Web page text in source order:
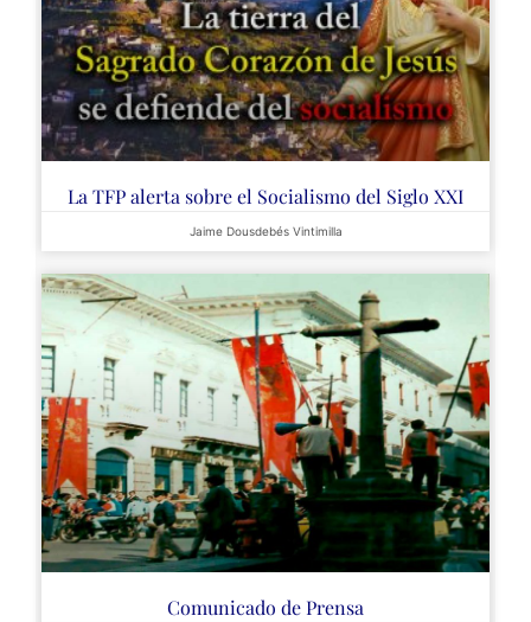
La TFP alerta sobre el Socialismo del Siglo XXI
Jaime Dousdebés Vintimilla
Comunicado de Prensa